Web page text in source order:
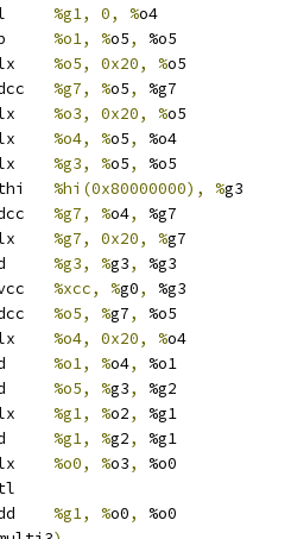
%g1, 0, %o4
%o1, %o5,
%o5
%o5, 0x20, %o5
%g7, %o5,
%g7
%o3, 0x20, %o5
%o4, %o5,
%o4
%g3, %o5,
%o5
%hi(0x80000000), %g3
%g7, %o4,
%g7
%g7, 0x20, %g7
%g3, %g3,
%g3
%xcc, %g0,
%g3
%o5, %g7,
%o5
%o4, 0x20, %o4
%o1, %o4,
%o1
%o5, %g3,
%g2
%g1, %o2,
%g1
%g1, %g2,
%g1
%o0, %o3,
%o0
%g1, %o0,
%o0